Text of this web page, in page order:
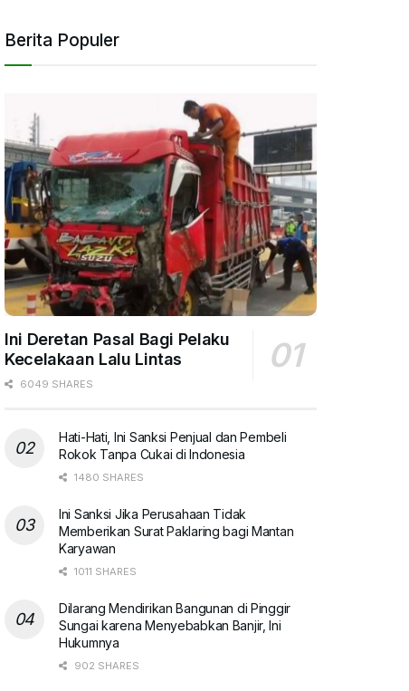
Berita Populer
Ini Deretan Pasal Bagi Pelaku
Kecelakaan Lalu Lintas
6049 SHARES
Hati-Hati, Ini Sanksi Penjual dan Pembeli
Rokok Tanpa Cukai di Indonesia
1480 SHARES
Ini Sanksi Jika Perusahaan Tidak
Memberikan Surat Paklaring bagi Mantan
Karyawan
1011 SHARES
Dilarang Mendirikan Bangunan di Pinggir
Sungai karena Menyebabkan Banjir, Ini
Hukumnya
902 SHARES